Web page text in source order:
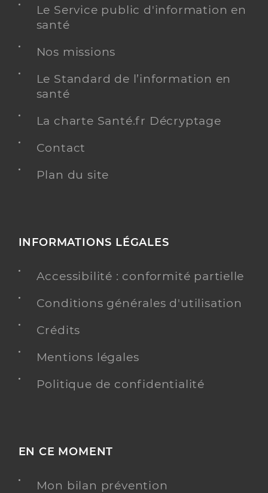
Le Service public d'information en
santé
Nos missions
Le Standard de l’information en
santé
La charte Santé.fr Décryptage
Contact
Plan du site
INFORMATIONS LÉGALES
Accessibilité : conformité partielle
Conditions générales d'utilisation
Crédits
Mentions légales
Politique de confidentialité
EN CE MOMENT
Mon bilan prévention